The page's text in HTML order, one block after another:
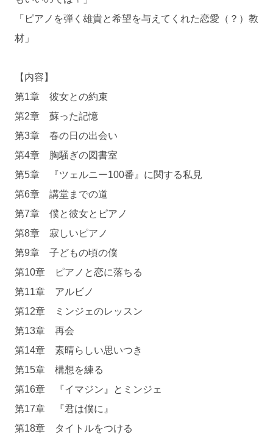
「ピアノを弾く雄貴と希望を与えてくれた恋愛（？）教
材」
【内容】
第1章 彼女との約束
第2章 蘇った記憶
第3章 春の日の出会い
第4章 胸騒ぎの図書室
第5章 『ツェルニー100番』に関する私見
第6章 講堂までの道
第7章 僕と彼女とピアノ
第8章 寂しいピアノ
第9章 子どもの頃の僕
第10章 ピアノと恋に落ちる
第11章 アルビノ
第12章 ミンジェのレッスン
第13章 再会
第14章 素晴らしい思いつき
第15章 構想を練る
第16章 『イマジン』とミンジェ
第17章 『君は僕に』
第18章 タイトルをつける